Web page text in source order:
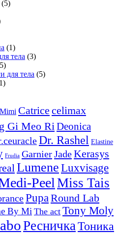
(5)
(1)
тела (3)
для тела (5)
Catrice celimax
Gi Meo RiDeonica
Dr. Rashel Elastine
Frudia GarnierJadeKerasys
Lumene Luxvisage
PeelMiss Tais
PupaRound Lab
By Mi The act Tony Moly
РесничкаТоника